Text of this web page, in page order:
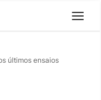
últimos ensaios